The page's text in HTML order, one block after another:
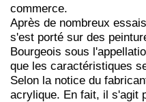
commerce.
Après de nombreux
s'est porté sur des
Bourgeois sous
que les caractéristiques
Selon la notice du
acrylique. En fait, il s'agit